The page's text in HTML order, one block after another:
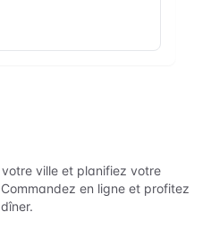
ville et planifiez votre
en ligne et profitez